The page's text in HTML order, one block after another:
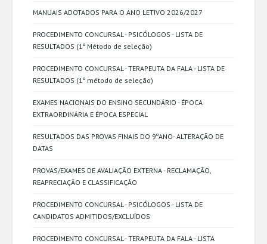
MANUAIS ADOTADOS PARA O ANO LETIVO 2026/2027
PROCEDIMENTO CONCURSAL - PSICÓLOGOS - LISTA DE
RESULTADOS (1º Método de seleção)
PROCEDIMENTO CONCURSAL - TERAPEUTA DA FALA - LISTA DE
RESULTADOS (1º método de seleção)
EXAMES NACIONAIS DO ENSINO SECUNDÁRIO - ÉPOCA
EXTRAORDINÁRIA E ÉPOCA ESPECIAL
RESULTADOS DAS PROVAS FINAIS DO 9ºANO- ALTERAÇÃO DE
DATAS
PROVAS/EXAMES DE AVALIAÇÃO EXTERNA - RECLAMAÇÃO,
REAPRECIAÇÃO E CLASSIFICAÇÃO
PROCEDIMENTO CONCURSAL - PSICÓLOGOS - LISTA DE
CANDIDATOS ADMITIDOS/EXCLUÍDOS
PROCEDIMENTO CONCURSAL - TERAPEUTA DA FALA - LISTA